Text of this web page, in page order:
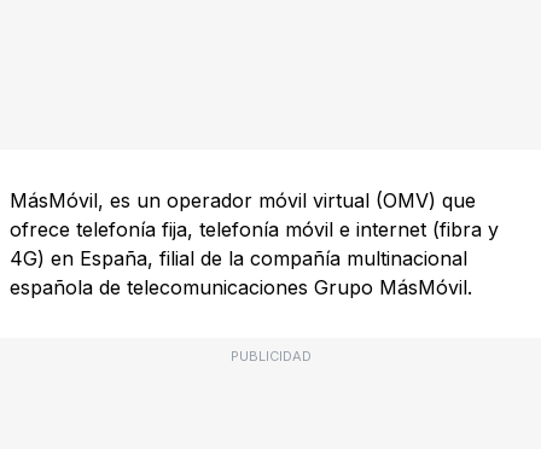
MásMóvil, es un operador móvil virtual (OMV) que
ofrece telefonía fija, telefonía móvil e internet (fibra y
4G) en España, filial de la compañía multinacional
española de telecomunicaciones Grupo MásMóvil.
PUBLICIDAD